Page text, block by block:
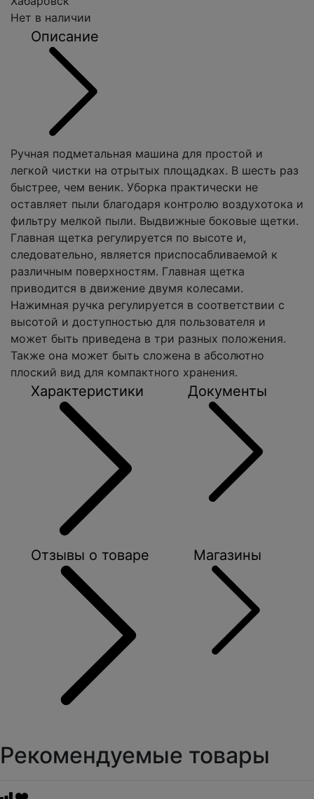
Нет в наличии
Описание
Ручная подметальная машина для простой и
легкой чистки на отрытых площадках. В шесть раз
быстрее, чем веник. Уборка практически не
оставляет пыли благодаря контролю воздухотока и
фильтру мелкой пыли. Выдвижные боковые щетки.
Главная щетка регулируется по высоте и,
следовательно, является приспосабливаемой к
различным поверхностям. Главная щетка
приводится в движение двумя колесами.
Нажимная ручка регулируется в соответствии с
высотой и доступностью для пользователя и
может быть приведена в три разных положения.
Также она может быть сложена в абсолютно
плоский вид для компактного хранения.
Характеристики Документы
Отзывы о товаре Магазины
Рекомендуемые товары